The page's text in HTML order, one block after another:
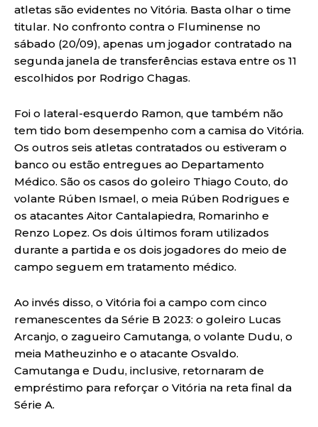
atletas são evidentes no Vitória. Basta olhar o time
titular. No confronto contra o Fluminense no
sábado (20/09), apenas um jogador contratado na
segunda janela de transferências estava entre os 11
escolhidos por Rodrigo Chagas.
Foi o lateral-esquerdo Ramon, que também não
tem tido bom desempenho com a camisa do Vitória.
Os outros seis atletas contratados ou estiveram o
banco ou estão entregues ao Departamento
Médico. São os casos do goleiro Thiago Couto, do
volante Rúben Ismael, o meia Rúben Rodrigues e
os atacantes Aitor Cantalapiedra, Romarinho e
Renzo Lopez. Os dois últimos foram utilizados
durante a partida e os dois jogadores do meio de
campo seguem em tratamento médico.
Ao invés disso, o Vitória foi a campo com cinco
remanescentes da Série B 2023: o goleiro Lucas
Arcanjo, o zagueiro Camutanga, o volante Dudu, o
meia Matheuzinho e o atacante Osvaldo.
Camutanga e Dudu, inclusive, retornaram de
empréstimo para reforçar o Vitória na reta final da
Série A.